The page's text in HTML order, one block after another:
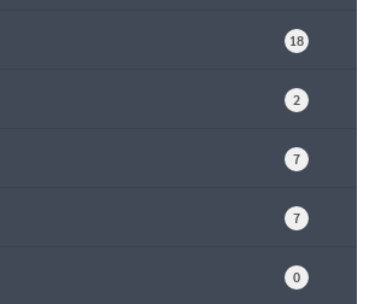
18
2
7
7
0